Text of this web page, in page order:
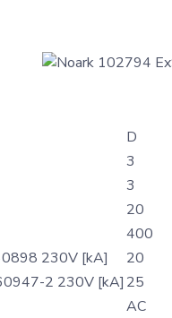
D
3
3
20
400
230V [kA]
20
2 230V [kA] 25
AC